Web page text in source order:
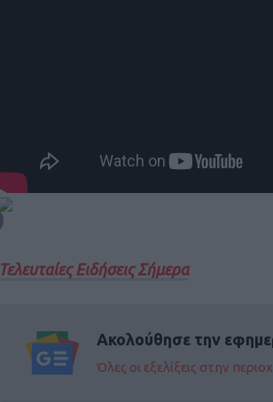
Τελευταίες Ειδήσεις Σήμερα
Ακολούθησε την
Όλες οι εξελίξεις στην